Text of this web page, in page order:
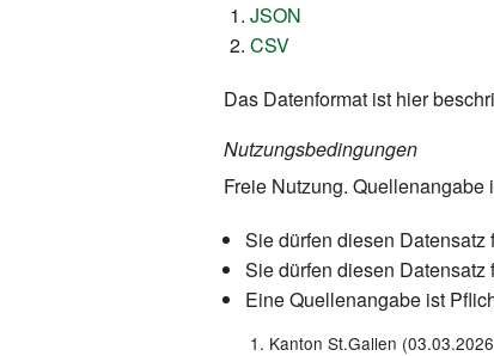
JSON
CSV
Das Datenformat ist hier
Nutzungsbedingungen
Freie Nutzung. Quellenangabe
Sie dürfen diesen
Sie dürfen diesen
Eine Quellenangabe ist
Kanton St.Gallen